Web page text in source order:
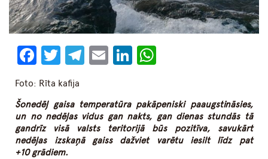
Facebook
Twitter
Telegram
EmailLinkedIn
Foto: Rīta kafija
Šonedēļ gaisa temperatūra pakāpeniski paaugstināsies,
un no nedēļas vidus gan nakts, gan dienas stundās tā
gandrīz visā valsts teritorijā būs pozitīva, savukārt
nedēļas izskaņā gaiss dažviet varētu iesilt līdz pat
+10 grādiem.